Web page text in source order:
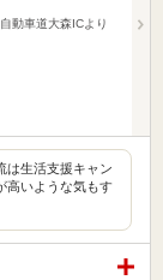
動車道大森ICより
は生活支援キャン
高いような気もす